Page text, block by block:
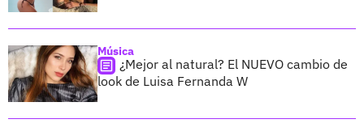
Música
¿Mejor al natural? El NUEVO cambio de
look de Luisa Fernanda W